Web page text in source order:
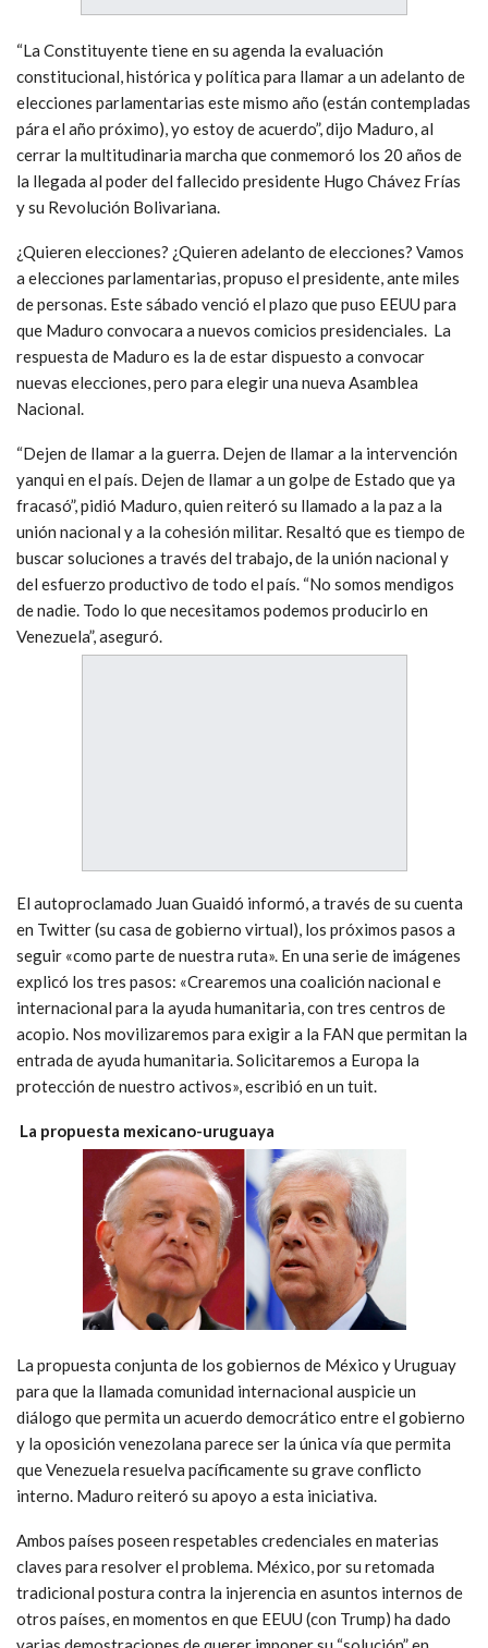
“La Constituyente tiene en su agenda la evaluación
constitucional, histórica y política para llamar a un adelanto de
elecciones parlamentarias este mismo año (están contempladas
pára el año próximo), yo estoy de acuerdo”, dijo Maduro, al
cerrar la multitudinaria marcha que conmemoró los 20 años de
la llegada al poder del fallecido presidente Hugo Chávez Frías
y su Revolución Bolivariana.
¿Quieren elecciones? ¿Quieren adelanto de elecciones? Vamos
a elecciones parlamentarias, propuso el presidente, ante miles
de personas. Este sábado venció el plazo que puso EEUU para
que Maduro convocara a nuevos comicios presidenciales. La
respuesta de Maduro es la de estar dispuesto a convocar
nuevas elecciones, pero para elegir una nueva Asamblea
Nacional.
“Dejen de llamar a la guerra. Dejen de llamar a la intervención
yanqui en el país. Dejen de llamar a un golpe de Estado que ya
fracasó”, pidió Maduro, quien reiteró su llamado a la paz a la
unión nacional y a la cohesión militar. Resaltó que es tiempo de
buscar soluciones a través del trabajo de la unión nacional y
del esfuerzo productivo de todo el país. “No somos mendigos
de nadie. Todo lo que necesitamos podemos producirlo en
Venezuela”, aseguró.
El autoproclamado Juan Guaidó informó, a través de su cuenta
en Twitter (su casa de gobierno virtual), los próximos pasos a
seguir «como parte de nuestra ruta». En una serie de imágenes
explicó los tres pasos: «Crearemos una coalición nacional e
internacional para la ayuda humanitaria, con tres centros de
acopio. Nos movilizaremos para exigir a la FAN que permitan la
entrada de ayuda humanitaria. Solicitaremos a Europa la
protección de nuestro activos», escribió en un tuit.
La propuesta mexicano-uruguaya
La propuesta conjunta de los gobiernos de México y Uruguay
para que la llamada comunidad internacional auspicie un
diálogo que permita un acuerdo democrático entre el gobierno
y la oposición venezolana parece ser la única vía que permita
que Venezuela resuelva pacíficamente su grave conflicto
interno. Maduro reiteró su apoyo a esta iniciativa.
Ambos países poseen respetables credenciales en materias
claves para resolver el problema. México, por su retomada
tradicional postura contra la injerencia en asuntos internos de
otros países, en momentos en que EEUU (con Trump) ha dado